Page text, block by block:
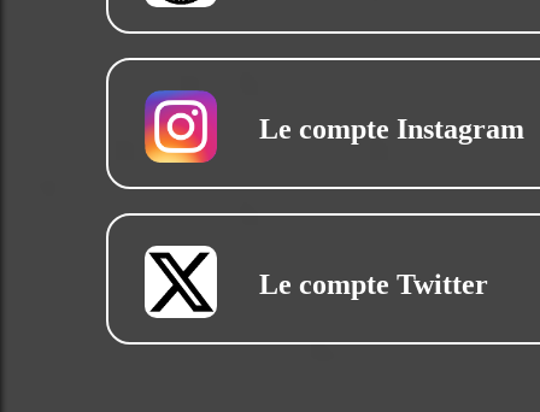
Le compte Instagram
Le compte Twitter